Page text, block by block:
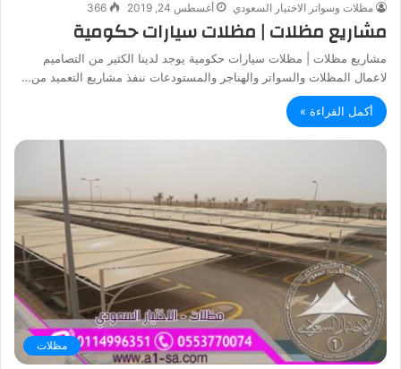
مظلات وسواتر الاختيار السعودي أغسطس 24, 2019 366
مشاريع مظلات | مظلات سيارات حكومية
مشاريع مظلات | مظلات سيارات حكومية يوجد لدينا الكثير من التصاميم
لاعمال المظلات والسواتر والهناجر والمستودعات ننفذ مشاريع التعميد من…
أكمل القراءة »
مظلات